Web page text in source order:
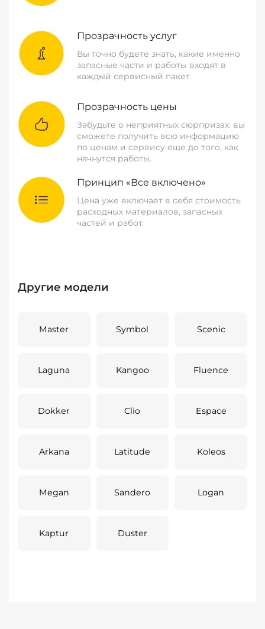
Прозрачность услуг
Вы точно будете знать, какие именно
запасные части и работы входят в
каждый сервисный пакет.
Прозрачность цены
Забудьте о неприятных сюрпризах: вы
сможете получить всю информацию
по ценам и сервису еще до того, как
начнутся работы.
Принцип «Все включено»
Цена уже включает в себя стоимость
расходных материалов, запасных
частей и работ.
Другие модели
Master Symbol Scenic
Laguna Kangoo Fluence
Dokker Clio Espace
Arkana Latitude Koleos
Megan Sandero Logan
Kaptur Duster